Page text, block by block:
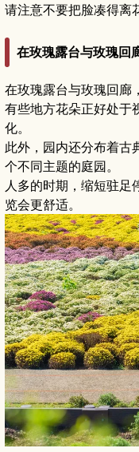
请注意不要把脸凑得离
在玫瑰露台与玫瑰回
在玫瑰露台与玫瑰回廊
有些地方花朵正好处于
化。
此外，园内还分布着古
个不同主题的庭园。
人多的时期，缩短驻足
览会更舒适。